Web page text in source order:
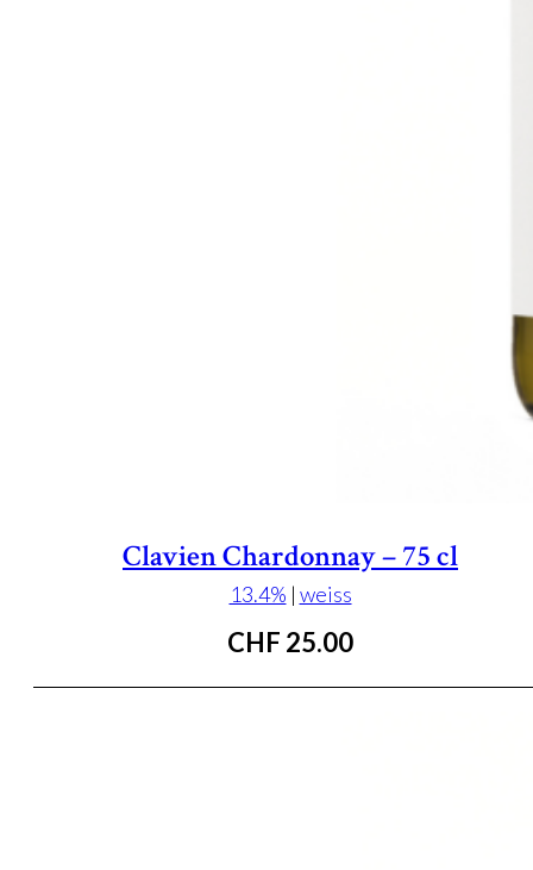
Clavien Chardonnay – 75 cl
13.4% | weiss
CHF 25.00